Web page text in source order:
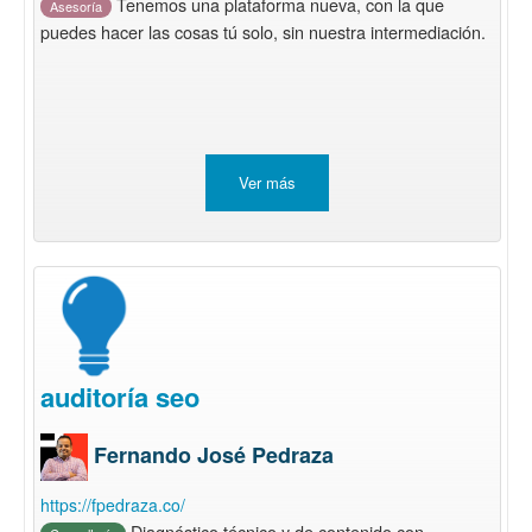
Asesoría
puedes hacer las cosas tú solo, sin nuestra intermediación.
Ver más
auditoría seo
Fernando José Pedraza
https://fpedraza.co/